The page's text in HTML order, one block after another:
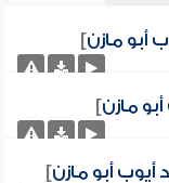
أبو مازن]
مازن]
أبو مازن]